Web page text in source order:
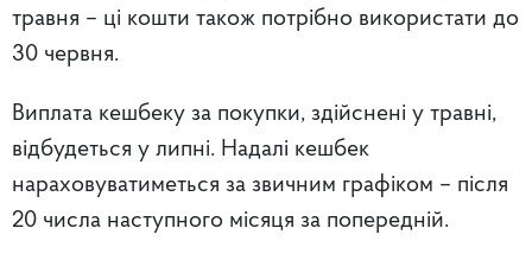
травня – ці кошти також потрібно використати до
30 червня.
Виплата кешбеку за покупки, здійснені у травні,
відбудеться у липні. Надалі кешбек
нараховуватиметься за звичним графіком – після
20 числа наступного місяця за попередній.